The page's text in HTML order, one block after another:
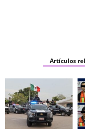
Artículos